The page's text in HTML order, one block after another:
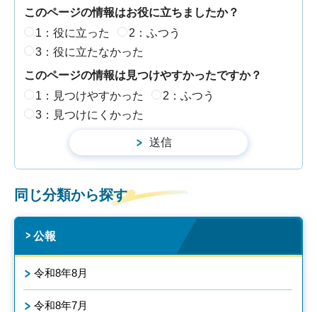
このページの情報はお役に立ちましたか？
1：役に立った
2：ふつう
3：役に立たなかった
このページの情報は見つけやすかったですか？
1：見つけやすかった
2：ふつう
3：見つけにくかった
同じ分類から探す
公報
令和8年8月
令和8年7月